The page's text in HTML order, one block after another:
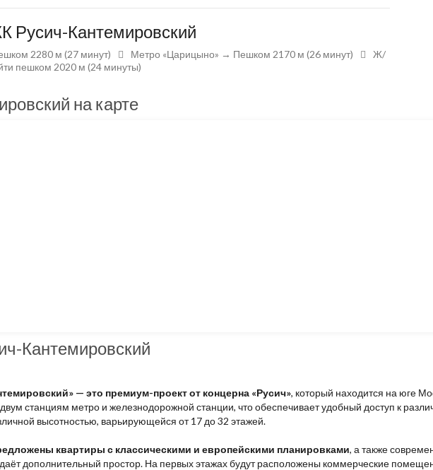
Русич-Кантемировский
2280 м (27 минут) Метро «Царицыно» → Пешком 2170 м (26 минут)
Ж/
пешком 2020 м (24 минуты)
на карте
Кантемировский
— это премиум-проект от концерна «Русич», который находится на юге
станциям метро и железнодорожной станции, что обеспечивает удобный доступ к
высотностью, варьирующейся от 17 до 32 этажей.
квартиры с классическими и европейскими планировками, а также
дополнительный простор. На первых этажах будут расположены коммерческие